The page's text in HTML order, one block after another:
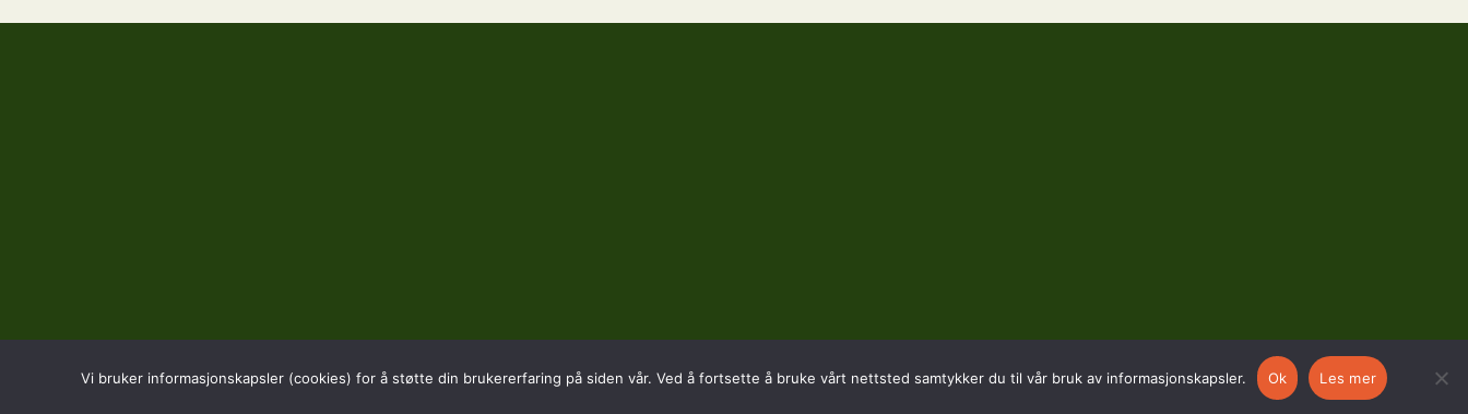
BESØKSADRESSE KONTAKT SOSIALE MEDIER
Vi bruker informasjonskapsler (cookies) for å støtte din brukererfaring på siden vår. Ved å fortsette å bruke vårt nettsted samtykker du til vår bruk av informasjonskapsler. Ok Les mer